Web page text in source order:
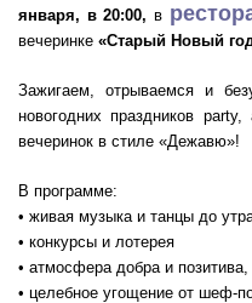
января, в 20:00, в
вечеринке «Старый Новый
Зажигаем, отрываемся и
новогодних праздников
вечеринок в стиле «Дежавю»!
В программе:
• живая музыка и танцы до
• конкурсы и лотерея
• атмосфера добра и
• целебное угощение от шеф-